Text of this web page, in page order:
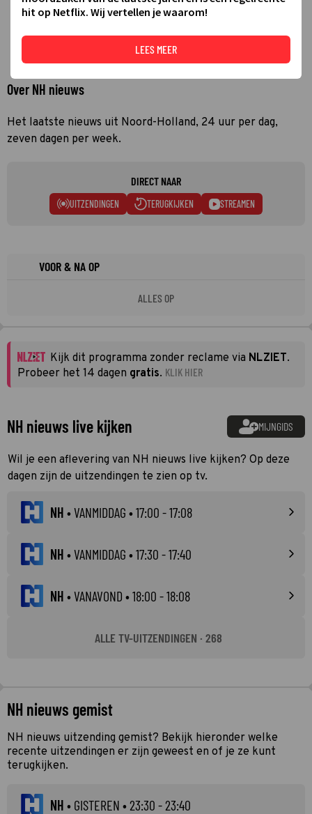
Over NH nieuws
Het laatste nieuws uit Noord-Holland, 24 uur per dag,
zeven dagen per week.
DIRECT NAAR
UITZENDINGEN TERUGKIJKEN STREAMEN
VOOR & NA OP
ALLES OP
Kijk dit programma zonder reclame via NLZIET.
Probeer het 14 dagen gratis. KLIK HIER
NH nieuws live kijken MIJNGIDS
Wil je een aflevering van NH nieuws live kijken? Op deze
dagen zijn de uitzendingen te zien op tv.
NH •VANMIDDAG • 17:00 - 17:08
NH •VANMIDDAG • 17:30 - 17:40
NH •VANAVOND • 18:00 - 18:08
ALLE TV-UITZENDINGEN · 268
NH nieuws gemist
NH nieuws uitzending gemist? Bekijk hieronder welke
recente uitzendingen er zijn geweest en of je ze kunt
terugkijken.
NH • GISTEREN • 23:30 - 23:40
hit op Netflix. Wij vertellen je waarom!
LEES MEER